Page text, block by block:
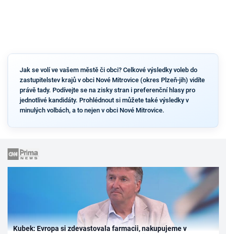
Jak se volí ve vašem městě či obci? Celkové výsledky voleb do
zastupitelstev krajů v obci Nové Mitrovice (okres Plzeň-jih) vidíte
právě tady. Podívejte se na zisky stran i preferenční hlasy pro
jednotlivé kandidáty. Prohlédnout si můžete také výsledky v
minulých volbách, a to nejen v obci Nové Mitrovice.
Kubek: Evropa si zdevastovala farmacii, nakupujeme v